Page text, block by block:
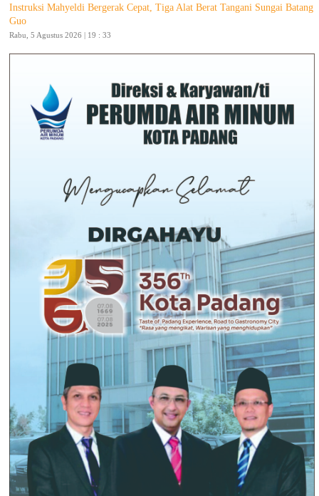
Instruksi Mahyeldi Bergerak Cepat, Tiga Alat Berat Tangani Sungai Batang
Guo
Rabu, 5 Agustus 2026 | 19 : 33